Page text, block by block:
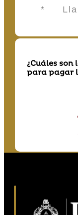
*
¿Cuáles
para pagar